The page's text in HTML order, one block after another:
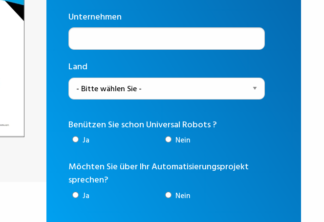
Unternehmen
Land
Benützen Sie schon Universal Robots ?
Ja Nein
Möchten Sie über Ihr Automatisierungsprojekt
sprechen?
Ja Nein